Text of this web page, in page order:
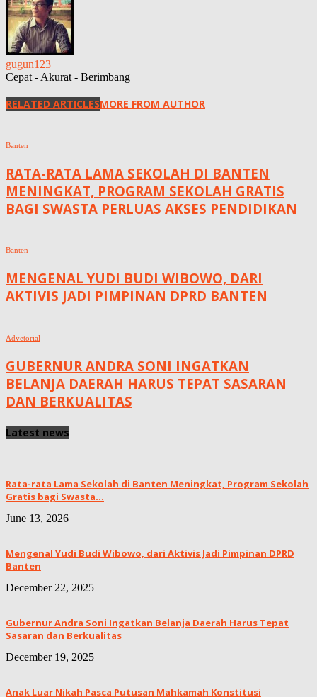
gugun123
Cepat - Akurat - Berimbang
RELATED ARTICLESMORE FROM AUTHOR
Banten
RATA-RATA LAMA SEKOLAH DI BANTEN
MENINGKAT, ‎PROGRAM SEKOLAH GRATIS
BAGI SWASTA PERLUAS AKSES PENDIDIKAN ‎ ‎
Banten
MENGENAL YUDI BUDI WIBOWO, DARI
AKTIVIS JADI PIMPINAN DPRD BANTEN
Advetorial
GUBERNUR ANDRA SONI INGATKAN
BELANJA DAERAH HARUS TEPAT SASARAN
DAN BERKUALITAS
Latest news
Rata-rata Lama Sekolah di Banten Meningkat, ‎Program Sekolah
Gratis bagi Swasta...
June 13, 2026
Mengenal Yudi Budi Wibowo, dari Aktivis Jadi Pimpinan DPRD
Banten
December 22, 2025
Gubernur Andra Soni Ingatkan Belanja Daerah Harus Tepat
Sasaran dan Berkualitas
December 19, 2025
Anak Luar Nikah Pasca Putusan Mahkamah Konstitusi